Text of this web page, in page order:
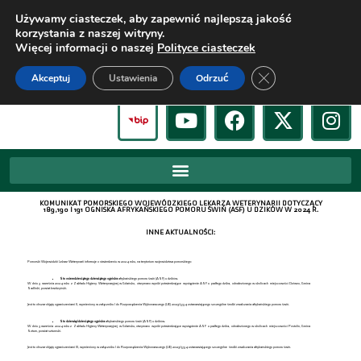
KOMUNIKAT POMORSKIEGO WOJEWÓDZKIEGO LEKARZA WETERYNARII DOTYCZĄCY
189, 190 I 191 OGNISKA AFRYKAŃSKIEGO POMORU ŚWIŃ (ASF) U DZIKÓW W 2024 R.
INNE AKTUALNOŚCI:
Pomorski Wojewódzki Lekarz Weterynarii informuje o stwierdzeniu w 2024 roku, na terytorium województwa pomorskiego:
Sto osiemdziesiątego dziewiątego ogniskaafrykańskiego pomoru świń (ASF) u dzików.
W dniu 3 września 2024 roku z Zakładu Higieny Weterynaryjnej w Gdańsku, otrzymano wyniki potwierdzające wystąpienie ASF u padłego dzika, odnalezionego w okolicach miejscowości Dziwno, Gmina
Sadlinki, powiat kwidzyński.
Jest to obszar objęty ograniczeniami II, wymieniony w załączniku I do Rozporządzenia Wykonawczego (UE) 2023/594 ustanawiającego szczególne środki zwalczania afrykańskiego pomoru świń.
Sto dziewięćdziesiątegoogniskaafrykańskiego pomoru świń (ASF) u dzików.
W dniu 3 września 2024 roku z Zakładu Higieny Weterynaryjnej w Gdańsku, otrzymano wyniki potwierdzające wystąpienie ASF u padłego dzika, odnalezionego w okolicach miejscowości Postolin, Gmina
Sztum, powiat sztumski.
Jest to obszar objęty ograniczeniami III, wymieniony w załączniku I do Rozporządzenia Wykonawczego (UE) 2023/594 ustanawiającego szczególne środki zwalczania afrykańskiego pomoru świń.
Używamy ciasteczek, aby zapewnić najlepszą jakość
korzystania z naszej witryny.
Więcej informacji o naszej Polityce ciasteczek
Akceptuj Odrzuć
Ustawienia Zamknij panel